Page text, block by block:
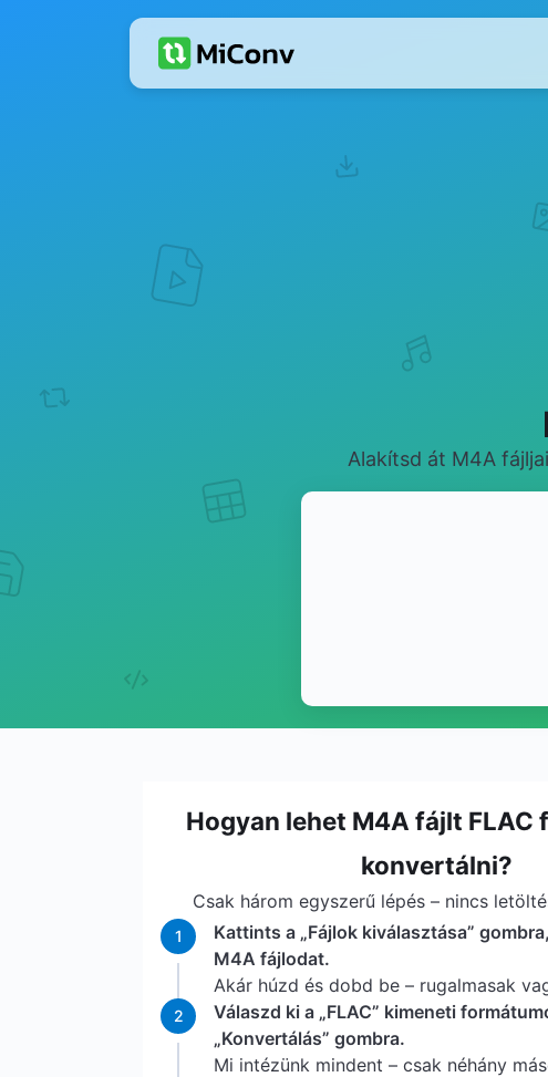
Alakítsd át M4A
Hogyan lehet M4A fájlt FLAC
konvertálni?
Csak három egyszerű lépés – nincs
1
Kattints a „Fájlok kiválasztása”
M4A fájlodat.
Akár húzd és dobd be – rugalmasak
2
Válaszd ki a „FLAC” kimeneti
„Konvertálás” gombra.
Mi intézünk mindent – csak néhány